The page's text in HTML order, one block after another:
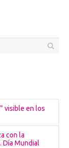
visible en los
con la
Día Mundial